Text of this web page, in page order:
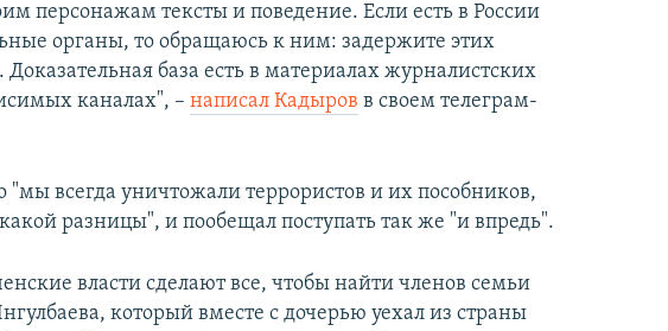
персонажам тексты и поведение. Если есть в России
органы, то обращаюсь к ним: задержите этих
Доказательная база есть в материалах журналистских
каналах", –написал Кадыров в своем телеграм-
"мы всегда уничтожали террористов и их пособников,
разницы", и пообещал поступать так же "и впредь".
власти сделают все, чтобы найти членов семьи
который вместе с дочерью уехал из страны